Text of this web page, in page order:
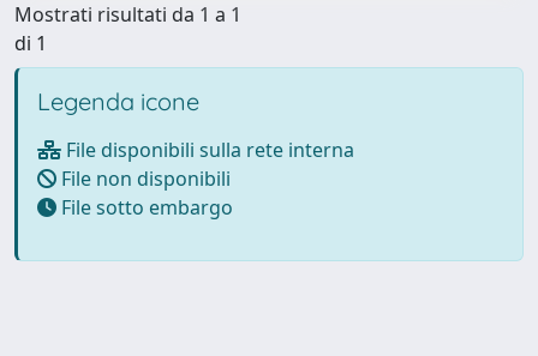
Mostrati risultati da 1 a 1
di 1
Legenda icone
File disponibili sulla rete interna
File non disponibili
File sotto embargo